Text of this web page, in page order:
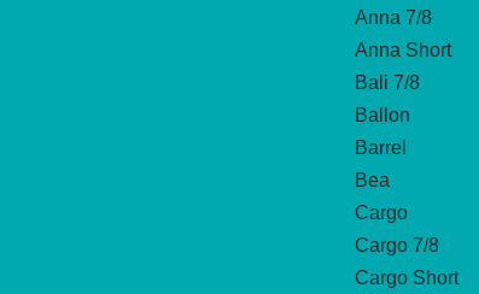
Anna 7/8
Anna Short
Bali 7/8
Ballon
Barrel
Bea
Cargo
Cargo 7/8
Cargo Short